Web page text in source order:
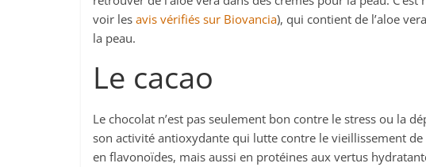
voir les avis vérifiés sur Biovancia), qui contient de l’aloe
la peau.
Le cacao
Le chocolat n’est pas seulement bon contre le stress ou la
son activité antioxydante qui lutte contre le vieillissement
en flavonoïdes, mais aussi en protéines aux vertus